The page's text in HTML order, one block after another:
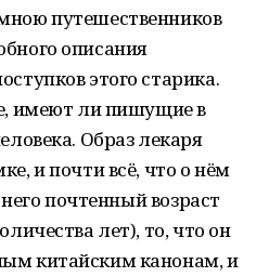
путешественников
описания
этого старика.
имеют ли пишущие в
Образ лекаря
и почти всё, что о нём
почтенный возраст
лет), то, что он
китайским канонам, и